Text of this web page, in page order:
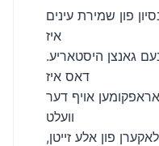
פון שמירת עינים
איז
גאנצן היסטאריע.
דאס איז
אויף דער
וועלט
פון אלע זייטן,